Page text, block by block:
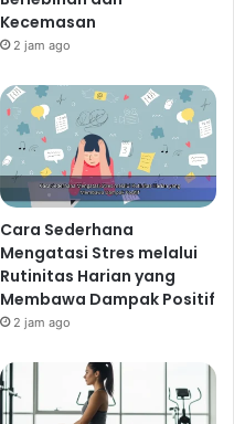
Kecemasan
2 jam ago
Cara Sederhana
Mengatasi Stres melalui
Rutinitas Harian yang
Membawa Dampak Positif
2 jam ago